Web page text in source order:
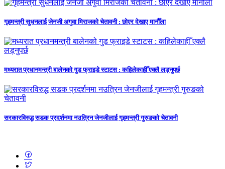
गृहमन्त्री सुधनलाई जेनजी अगुवा मिराजको चेतावनी : छोएर देखाए मानौँला
मध्यरात प्रधानमन्त्री बालेनको गुड फ्राइडे स्टाटस : कहिलेकाहीँ एक्लै लड्नुपर्छ
सरकारविरुद्ध सडक प्रदर्शनमा नउत्रिन जेनजीलाई गृहमन्त्री गुरुङको चेतावनी